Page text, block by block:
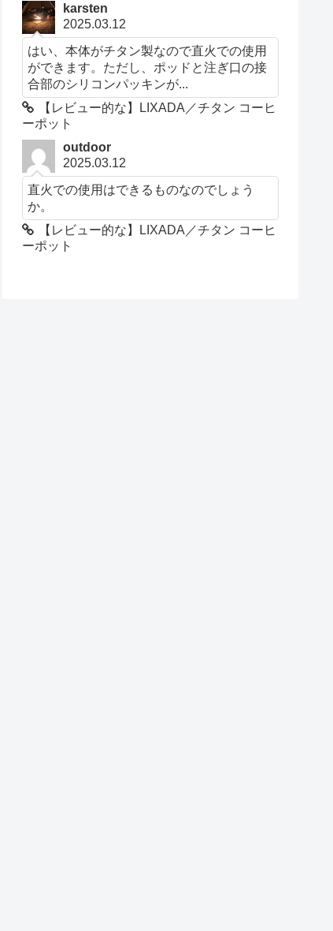
karsten
2025.03.12
はい、本体がチタン製なので直火での使用
ができます。ただし、ポッドと注ぎ口の接
合部のシリコンパッキンが...
【レビュー的な】LIXADA／チタン コーヒ
ーポット
outdoor
2025.03.12
直火での使用はできるものなのでしょう
か。
【レビュー的な】LIXADA／チタン コーヒ
ーポット